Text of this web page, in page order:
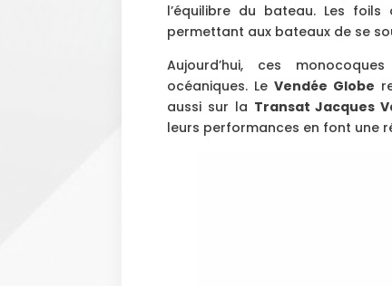
l’équilibre du bateau. Les
permettant aux bateaux de se
Aujourd’hui, ces
océaniques. LeVendée Globe
aussi sur la Transat Jacques
leurs performances en font une